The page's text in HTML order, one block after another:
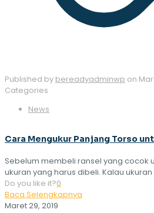
Published by bereadyadminwp on
Categories
News
Cara Mengukur Panjang Torso
Sebelum membeli ransel yang cocok
ukuran yang harus dibeli. Kalau
Do you like it?0
Baca Selengkapnya
Maret 29, 2019